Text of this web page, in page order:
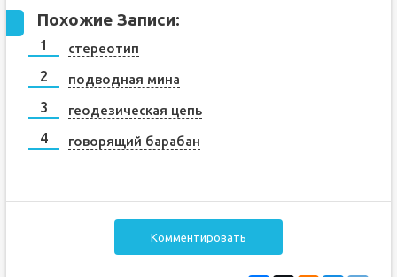
Похожие Записи:
стереотип
подводная мина
геодезическая цепь
говорящий барабан
Комментировать